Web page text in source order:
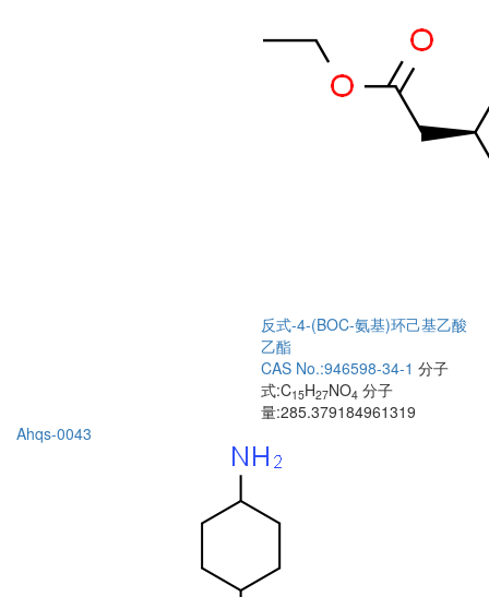
反式-4-(BOC-氨基)环己基乙酸
乙酯
CAS No.:946598-34-1 分子
式:C15H27NO4 分子
量:285.379184961319
Ahqs-0043